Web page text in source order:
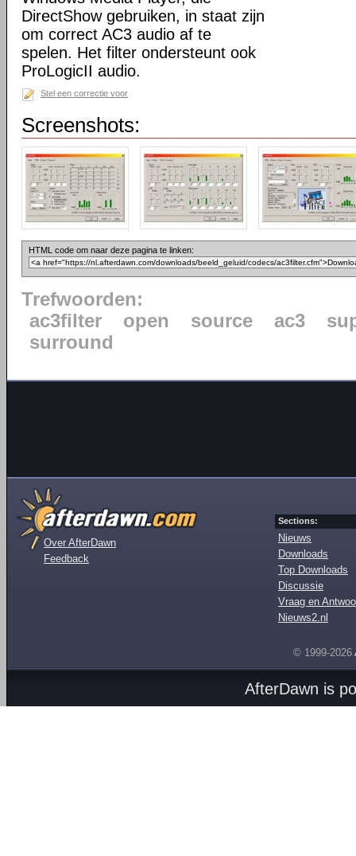
DirectShow gebruiken, in staat zijn
om correct AC3 audio af te
spelen. Het filter ondersteunt ook
ProLogicII audio.
Stel een correctie voor
Screenshots:
HTML code om naar deze pagina te linken:
Trefwoorden:
ac3filter
open source ac3
surround
Over AfterDawn
Feedback
Sections:
Nieuws
Downloads
Top Downloads
Discussie
Vraag en
Nieuws2.nl
© 1999-2026
AfterDawn is